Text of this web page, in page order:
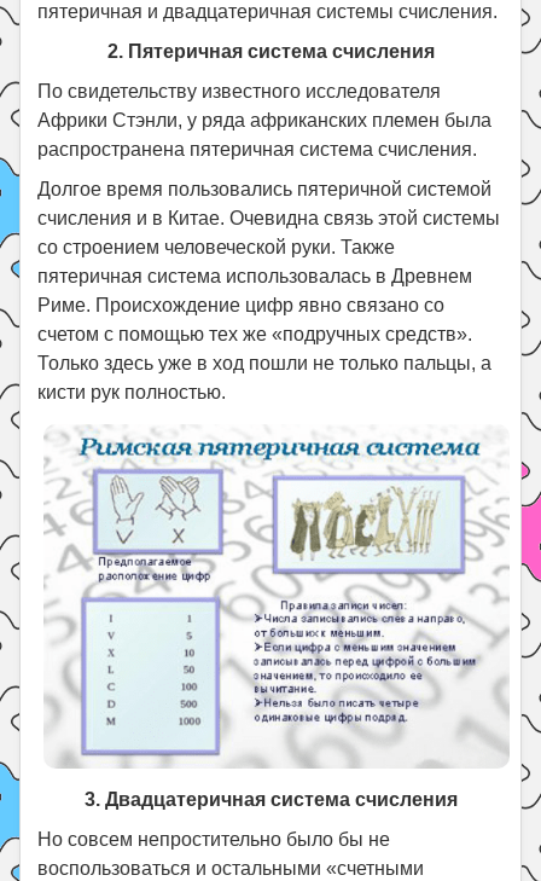
пятеричная и двадцатеричная системы счисления.
2. Пятеричная система счисления
По свидетельству известного исследователя
Африки Стэнли, у ряда африканских племен была
распространена пятеричная система счисления.
Долгое время пользовались пятеричной системой
счисления и в Китае. Очевидна связь этой системы
со строением человеческой руки. Также
пятеричная система использовалась в Древнем
Риме. Происхождение цифр явно связано со
счетом с помощью тех же «подручных средств».
Только здесь уже в ход пошли не только пальцы, а
кисти рук полностью.
3. Двадцатеричная система счисления
Но совсем непростительно было бы не
воспользоваться и остальными «счетными